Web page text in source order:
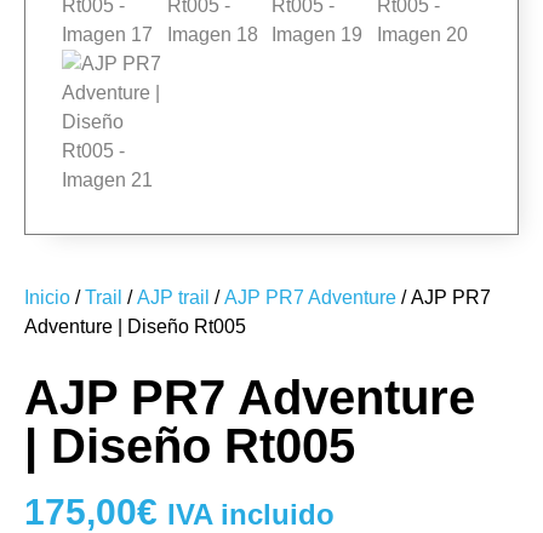
Inicio /Trail /AJP trail /AJP PR7 Adventure / AJP PR7
Adventure | Diseño Rt005
AJP PR7 Adventure
| Diseño Rt005
175,00€ IVA incluido